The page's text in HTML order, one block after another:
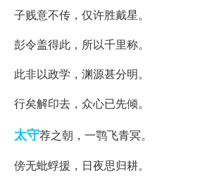
子贱意不传，仅许胜戴星。
彭令盖得此，所以千里称。
此非以政学，渊源甚分明。
行矣解印去，众心已先倾。
太守荐之朝，一鹗飞青冥。
傍无蚍蜉援，日夜思归耕。